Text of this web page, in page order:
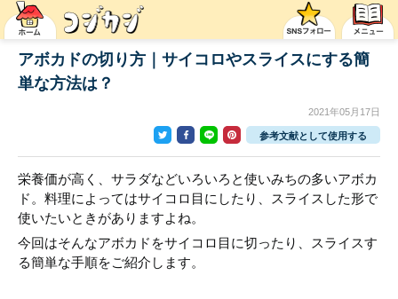
アボカドの切り方｜サイコロやスライスにする簡
単な方法は？
2021年05月17日
参考文献として使用する
栄養価が高く、サラダなどいろいろと使いみちの多いアボカ
ド。料理によってはサイコロ目にしたり、スライスした形で
使いたいときがありますよね。
今回はそんなアボカドをサイコロ目に切ったり、スライスす
る簡単な手順をご紹介します。